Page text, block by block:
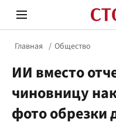
Главная Общество
ИИ вместо
чиновницу
фото обрезки